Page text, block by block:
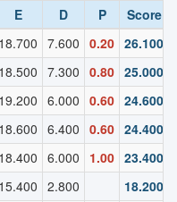
E
D P
Score
18.700 7.600 0.20 26.100
18.500 7.300 0.80 25.000
19.200 6.000 0.60 24.600
18.600 6.400 0.60 24.400
18.400 6.000 1.00 23.400
15.400 2.800 18.200